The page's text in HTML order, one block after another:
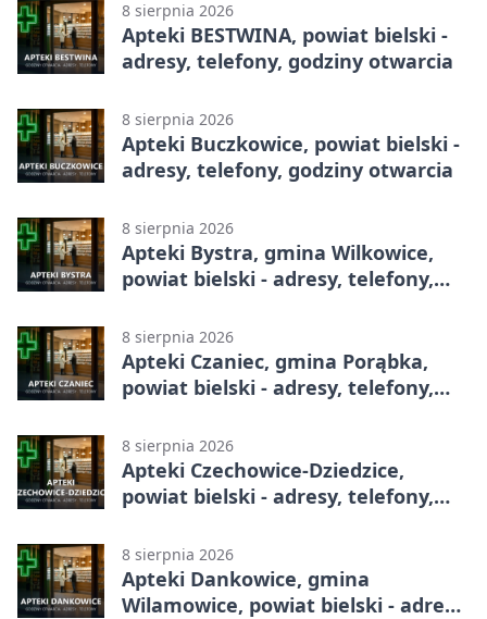
8 sierpnia 2026
Apteki BESTWINA, powiat bielski -
adresy, telefony, godziny otwarcia
8 sierpnia 2026
Apteki Buczkowice, powiat bielski -
adresy, telefony, godziny otwarcia
8 sierpnia 2026
Apteki Bystra, gmina Wilkowice,
powiat bielski - adresy, telefony,
8 sierpnia 2026
Apteki Czaniec, gmina Porąbka,
powiat bielski - adresy, telefony,
8 sierpnia 2026
Apteki Czechowice-Dziedzice,
powiat bielski - adresy, telefony,
8 sierpnia 2026
Apteki Dankowice, gmina
Wilamowice, powiat bielski - adresy,